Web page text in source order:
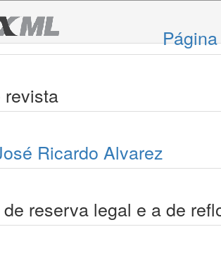
revista
Ricardo Alvarez
reserva legal e a de